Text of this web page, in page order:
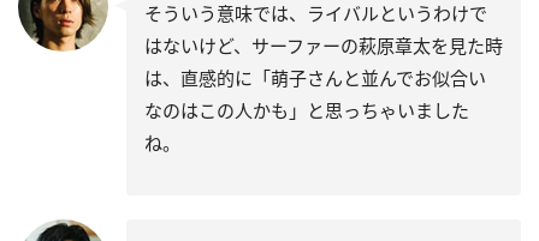
そういう意味では、ライバルというわけで
はないけど、サーファーの萩原章太を見た時
は、直感的に「萌子さんと並んでお似合い
なのはこの人かも」と思っちゃいました
ね。